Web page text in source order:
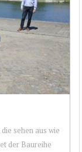
sehen aus wie
der Baureihe